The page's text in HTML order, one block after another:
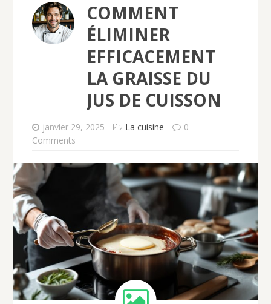
COMMENT
ÉLIMINER
EFFICACEMENT
LA GRAISSE DU
JUS DE CUISSON
janvier 29, 2025 La cuisine
0
Comments